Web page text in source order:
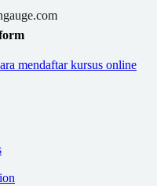
mendaftar kursus online